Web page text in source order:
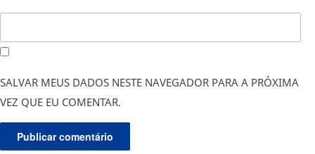
SALVAR MEUS DADOS NESTE NAVEGADOR PARA A PRÓXIMA
VEZ QUE EU COMENTAR.